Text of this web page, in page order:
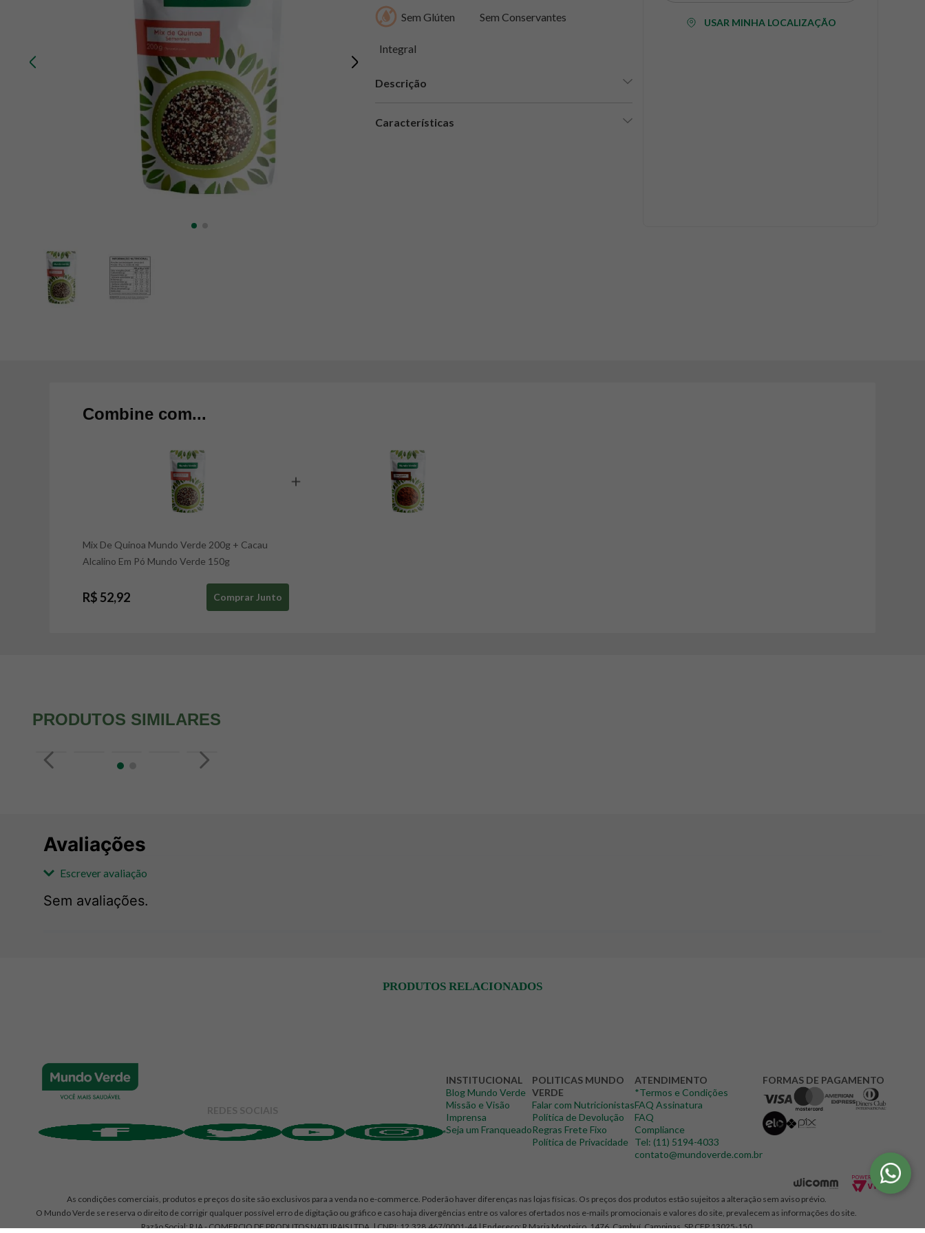
Sem Glúten Sem Conservantes
Integral
Descrição
Características
USAR MINHA LOCALIZAÇÃO
Combine com...
Mix De Quinoa Mundo Verde 200g + Cacau
Alcalino Em Pó Mundo Verde 150g
R$ 52,92 Comprar Junto
PRODUTOS SIMILARES
Avaliações
Escrever avaliação
Sem avaliações.
PRODUTOS RELACIONADOS
REDES SOCIAIS
INSTITUCIONAL
Blog Mundo Verde
Missão e Visão
Imprensa
Seja um Franqueado
POLITICAS MUNDO
VERDE
Falar com Nutricionistas
Política de Devolução
Regras Frete Fixo
Política de Privacidade
ATENDIMENTO
*Termos e Condições
FAQ Assinatura
FAQ
Compliance
Tel: (11) 5194-4033
contato@mundoverde.com.br
FORMAS DE PAGAMENTO
As condições comerciais, produtos e preços do site são exclusivos para a venda no e-commerce. Poderão haver diferenças nas lojas físicas. Os preços dos produtos estão sujeitos a alteração sem aviso prévio.
O Mundo Verde se reserva o direito de corrigir qualquer possível erro de digitação ou gráfico e caso haja divergências entre os valores ofertados nos e-mails promocionais e valores do site, prevalecem as informações do site.
Razão Social: RJA - COMERCIO DE PRODUTOS NATURAIS LTDA. | CNPJ: 12.328.467/0001-44 | Endereço: R Maria Monteiro, 1476, Cambuí, Campinas, SP CEP 13025-150
chá